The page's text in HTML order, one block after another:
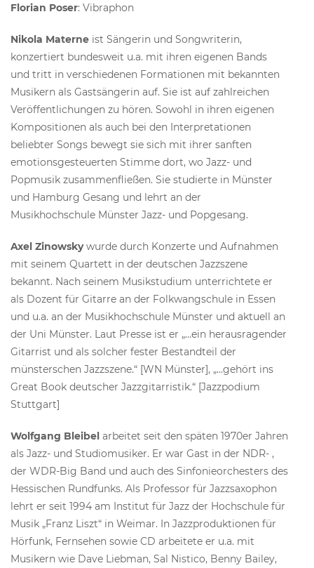
Florian Poser: Vibraphon
Nikola Materne ist Sängerin und Songwriterin,
konzertiert bundesweit u.a. mit ihren eigenen Bands
und tritt in verschiedenen Formationen mit bekannten
Musikern als Gastsängerin auf. Sie ist auf zahlreichen
Veröffentlichungen zu hören. Sowohl in ihren eigenen
Kompositionen als auch bei den Interpretationen
beliebter Songs bewegt sie sich mit ihrer sanften
emotionsgesteuerten Stimme dort, wo Jazz- und
Popmusik zusammenfließen. Sie studierte in Münster
und Hamburg Gesang und lehrt an der
Musikhochschule Münster Jazz- und Popgesang.
Axel Zinowskywurde durch Konzerte und Aufnahmen
mit seinem Quartett in der deutschen Jazzszene
bekannt. Nach seinem Musikstudium unterrichtete er
als Dozent für Gitarre an der Folkwangschule in Essen
und u.a. an der Musikhochschule Münster und aktuell an
der Uni Münster. Laut Presse ist er „…ein herausragender
Gitarrist und als solcher fester Bestandteil der
münsterschen Jazzszene.“ [WN Münster], „…gehört ins
Great Book deutscher Jazzgitarristik.“ [Jazzpodium
Stuttgart]
Wolfgang Bleibel arbeitet seit den späten 1970er Jahren
als Jazz- und Studiomusiker. Er war Gast in der NDR- ,
der WDR-Big Band und auch des Sinfonieorchesters des
Hessischen Rundfunks. Als Professor für Jazzsaxophon
lehrt er seit 1994 am Institut für Jazz der Hochschule für
Musik „Franz Liszt“ in Weimar. In Jazzproduktionen für
Hörfunk, Fernsehen sowie CD arbeitete er u.a. mit
Musikern wie Dave Liebman, Sal Nistico, Benny Bailey,